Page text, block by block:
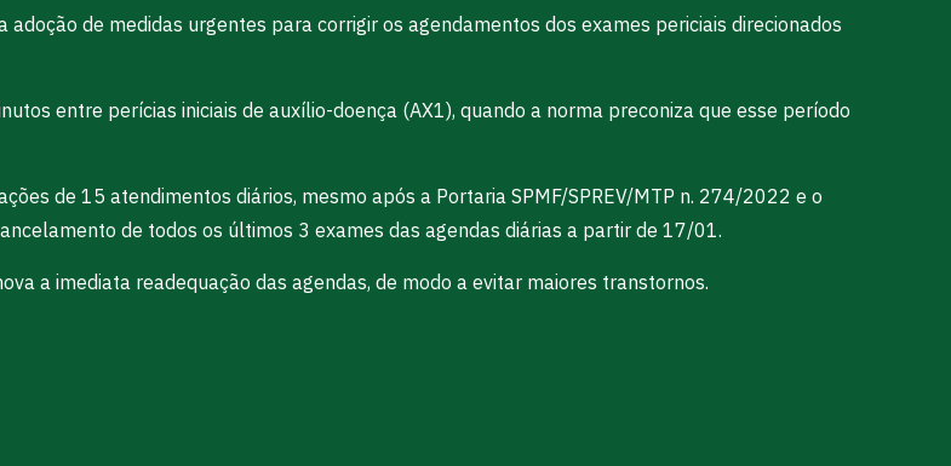
de medidas urgentes para corrigir os agendamentos dos exames periciais direcionados
entre perícias iniciais de auxílio-doença (AX1), quando a norma preconiza que esse período
de 15 atendimentos diários, mesmo após a Portaria SPMF/SPREV/MTP n. 274/2022 e o
de todos os últimos 3 exames das agendas diárias a partir de 17/01.
a imediata readequação das agendas, de modo a evitar maiores transtornos.